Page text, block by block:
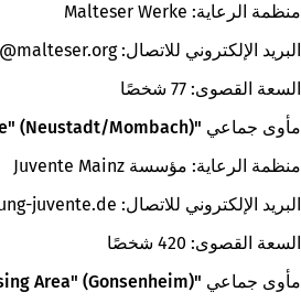
منظمة الرعاية: Malteser Werke
البريد الإلكتروني للاتصال:
malteser org
السعة القصوى: 77 شخصًا
مأوى جماعي "Zwerchallee" (Neustadt/Mombach)
منظمة الرعاية: مؤسسة Juvente Mainz
البريد الإلكتروني للاتصال:
juvente de
السعة القصوى: 420 شخصًا
مأوى جماعي "Housing Area" (Gonsenheim)